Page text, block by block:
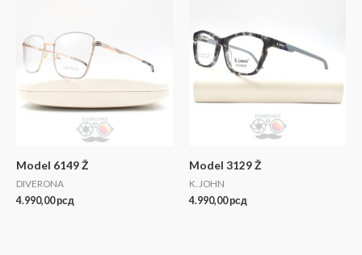
Model 6149 Ž
DIVERONA
4.990,00рсд
Model 3129 Ž
K. JOHN
4.990,00рсд